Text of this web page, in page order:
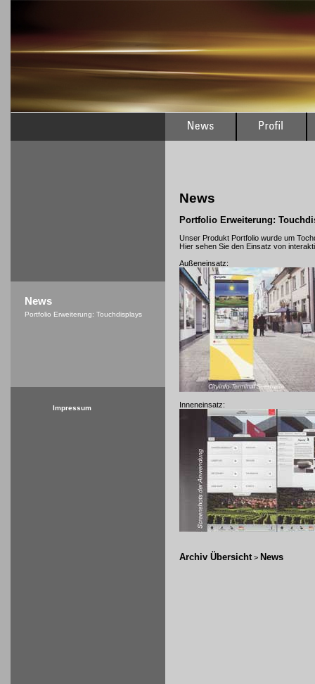
News
Portfolio Erweiterung:
Unser Produkt Portfolio wurde um
Hier sehen Sie den Einsatz von
Außeneinsatz:
Inneneinsatz:
Archiv Übersicht > News
News
Portfolio Erweiterung: Touchdisplays
Impressum